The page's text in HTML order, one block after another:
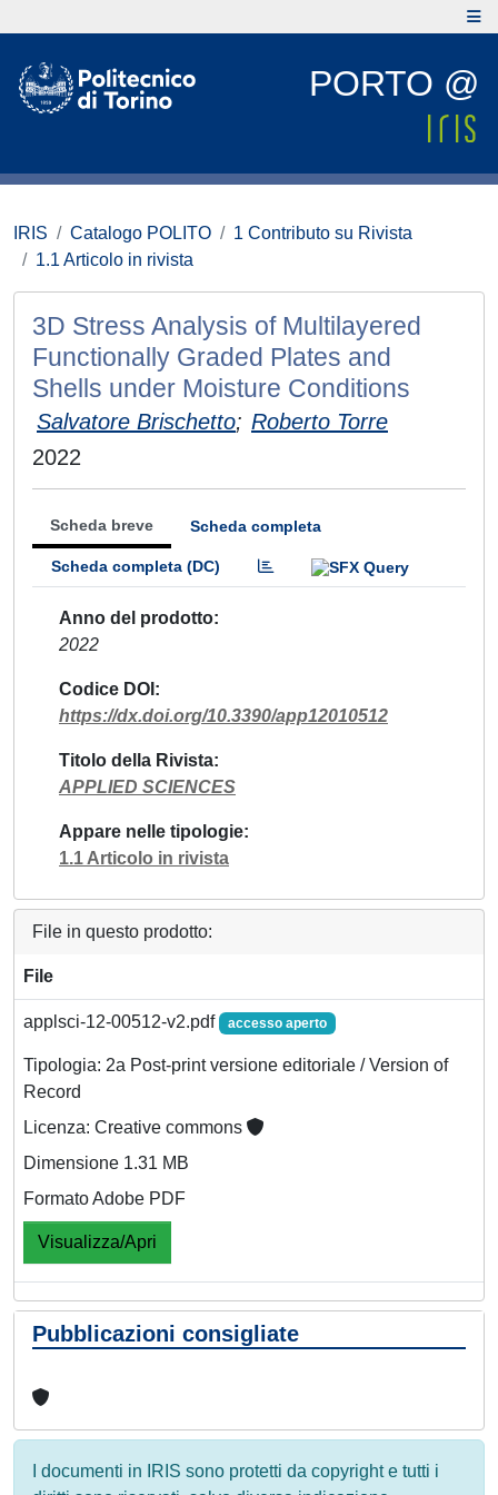
PORTO @
IRIS Catalogo POLITO
1 Contributo su Rivista
1.1 Articolo in rivista
3D Stress Analysis of Multilayered
Functionally Graded Plates and
Shells under Moisture Conditions
Salvatore Brischetto; Roberto Torre
2022
Scheda breve Scheda completa
Scheda completa (DC)
Anno del prodotto
2022
Codice DOI
https://dx.doi.org/10.3390/app12010512
Titolo della Rivista
APPLIED SCIENCES
Appare nelle tipologie
1.1 Articolo in rivista
File in questo prodotto:
File
applsci-12-00512-v2.pdf accesso aperto
Tipologia: 2a Post-print versione editoriale / Version of
Record
Licenza: Creative commons
Dimensione 1.31 MB
Formato Adobe PDF
Visualizza/Apri
Pubblicazioni consigliate
I documenti in IRIS sono protetti da copyright e tutti i